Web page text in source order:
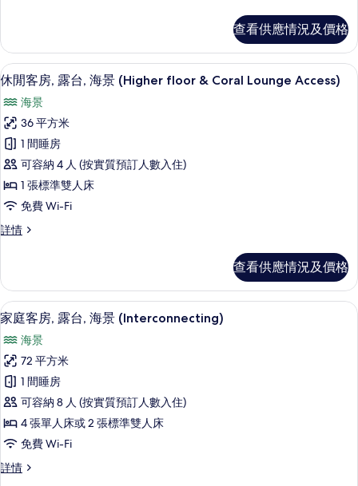
景
(Full
Ain
DubaiView-
Coral
LoungeAccess)
的
相
片
露
台,
海
(Full
Ain
DubaiView-
Coral
LoungeAccess)
詳
情
查看供應情況及價格
載
入
所
有
休
閒
客
房,
露
海
景
(Higher
floor
&
Coral
Lounge
Access)
的
相
片
迷你吧、房內夾萬、書桌、手提電腦
6
休閒客房, 露台, 海景 (Higher floor & Coral Lounge Access)
海景
36 平方米
1 間睡房
可容納 4 人 (按實質預訂人數入住)
1 張標準雙人床
免費 Wi-Fi
詳情
休
露
台,
海
景
(Higher
floor
&
Coral
Lounge
Access)
詳
情
查看供應情況及價格
載
入
所
有
家
庭
客
房,
露
迷你吧、房內夾萬、書桌、手提電腦
7
家庭客房, 露台, 海景 (Interconnecting)
海景
72 平方米
1 間睡房
可容納 8 人 (按實質預訂人數入住)
4 張單人床或 2 張標準雙人床
免費 Wi-Fi
詳情
家